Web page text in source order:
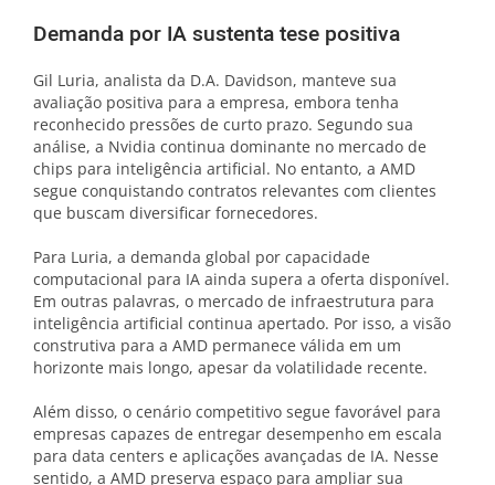
Demanda por IA sustenta tese positiva
Gil Luria, analista da D.A. Davidson, manteve sua
avaliação positiva para a empresa, embora tenha
reconhecido pressões de curto prazo. Segundo sua
análise, a Nvidia continua dominante no mercado de
chips para inteligência artificial. No entanto, a AMD
segue conquistando contratos relevantes com clientes
que buscam diversificar fornecedores.
Para Luria, a demanda global por capacidade
computacional para IA ainda supera a oferta disponível.
Em outras palavras, o mercado de infraestrutura para
inteligência artificial continua apertado. Por isso, a visão
construtiva para a AMD permanece válida em um
horizonte mais longo, apesar da volatilidade recente.
Além disso, o cenário competitivo segue favorável para
empresas capazes de entregar desempenho em escala
para data centers e aplicações avançadas de IA. Nesse
sentido, a AMD preserva espaço para ampliar sua